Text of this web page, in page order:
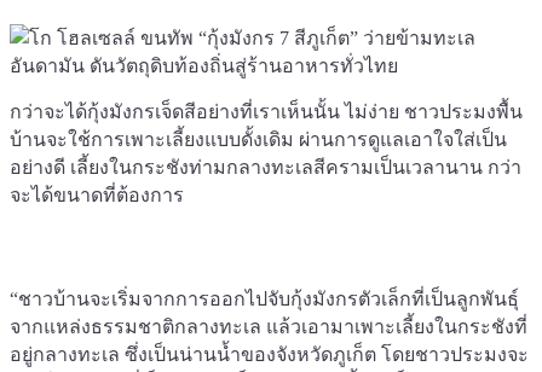
กว่าจะได้กุ้งมังกรเจ็ดสีอย่างที่เราเห็นนั้น ไม่ง่าย ชาวประมงพื้น
บ้านจะใช้การเพาะเลี้ยงแบบดั้งเดิม ผ่านการดูแลเอาใจใส่เป็น
อย่างดี เลี้ยงในกระชังท่ามกลางทะเลสีครามเป็นเวลานาน กว่า
จะได้ขนาดที่ต้องการ
“ชาวบ้านจะเริ่มจากการออกไปจับกุ้งมังกรตัวเล็กที่เป็นลูกพันธุ์
จากแหล่งธรรมชาติกลางทะเล แล้วเอามาเพาะเลี้ยงในกระชังที่
อยู่กลางทะเล ซึ่งเป็นน่านน้ำของจังหวัดภูเก็ต โดยชาวประมงจะ